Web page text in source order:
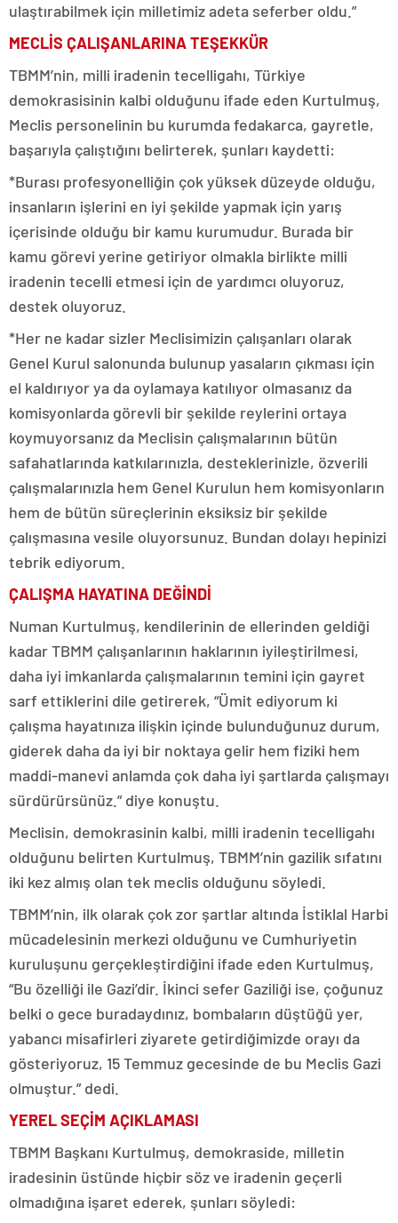
ulaştırabilmek için milletimiz adeta seferber oldu.”
MECLİS ÇALIŞANLARINA TEŞEKKÜR
TBMM’nin, milli iradenin tecelligahı, Türkiye
demokrasisinin kalbi olduğunu ifade eden Kurtulmuş,
Meclis personelinin bu kurumda fedakarca, gayretle,
başarıyla çalıştığını belirterek, şunları kaydetti:
*Burası profesyonelliğin çok yüksek düzeyde olduğu,
insanların işlerini en iyi şekilde yapmak için yarış
içerisinde olduğu bir kamu kurumudur. Burada bir
kamu görevi yerine getiriyor olmakla birlikte milli
iradenin tecelli etmesi için de yardımcı oluyoruz,
destek oluyoruz.
*Her ne kadar sizler Meclisimizin çalışanları olarak
Genel Kurul salonunda bulunup yasaların çıkması için
el kaldırıyor ya da oylamaya katılıyor olmasanız da
komisyonlarda görevli bir şekilde reylerini ortaya
koymuyorsanız da Meclisin çalışmalarının bütün
safahatlarında katkılarınızla, desteklerinizle, özverili
çalışmalarınızla hem Genel Kurulun hem komisyonların
hem de bütün süreçlerinin eksiksiz bir şekilde
çalışmasına vesile oluyorsunuz. Bundan dolayı hepinizi
tebrik ediyorum.
ÇALIŞMA HAYATINA DEĞİNDİ
Numan Kurtulmuş, kendilerinin de ellerinden geldiği
kadar TBMM çalışanlarının haklarının iyileştirilmesi,
daha iyi imkanlarda çalışmalarının temini için gayret
sarf ettiklerini dile getirerek, “Ümit ediyorum ki
çalışma hayatınıza ilişkin içinde bulunduğunuz durum,
giderek daha da iyi bir noktaya gelir hem fiziki hem
maddi-manevi anlamda çok daha iyi şartlarda çalışmayı
sürdürürsünüz.” diye konuştu.
Meclisin, demokrasinin kalbi, milli iradenin tecelligahı
olduğunu belirten Kurtulmuş, TBMM’nin gazilik sıfatını
iki kez almış olan tek meclis olduğunu söyledi.
TBMM’nin, ilk olarak çok zor şartlar altında İstiklal Harbi
mücadelesinin merkezi olduğunu ve Cumhuriyetin
kuruluşunu gerçekleştirdiğini ifade eden Kurtulmuş,
“Bu özelliği ile Gazi’dir. İkinci sefer Gaziliği ise, çoğunuz
belki o gece buradaydınız, bombaların düştüğü yer,
yabancı misafirleri ziyarete getirdiğimizde orayı da
gösteriyoruz, 15 Temmuz gecesinde de bu Meclis Gazi
olmuştur.” dedi.
YEREL SEÇİM AÇIKLAMASI
TBMM Başkanı Kurtulmuş, demokraside, milletin
iradesinin üstünde hiçbir söz ve iradenin geçerli
olmadığına işaret ederek, şunları söyledi: